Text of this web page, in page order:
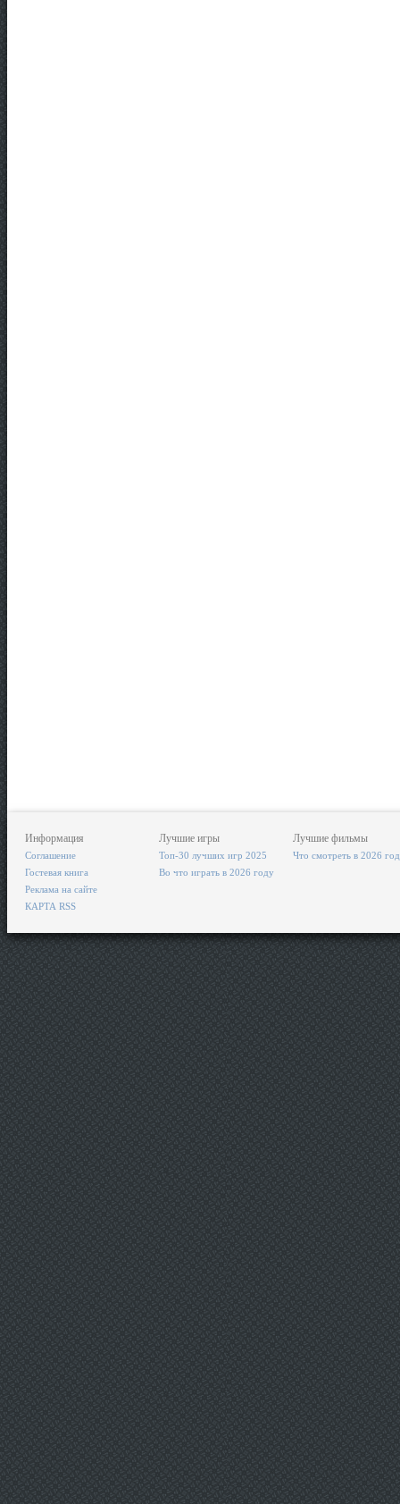
Информация
Соглашение
Гостевая книга
Реклама на сайте
КАРТА RSS
Лучшие игры
Топ-30 лучших игр 2025
Во что играть в 2026 году
Лучшие фильмы
Что смотреть в 2026